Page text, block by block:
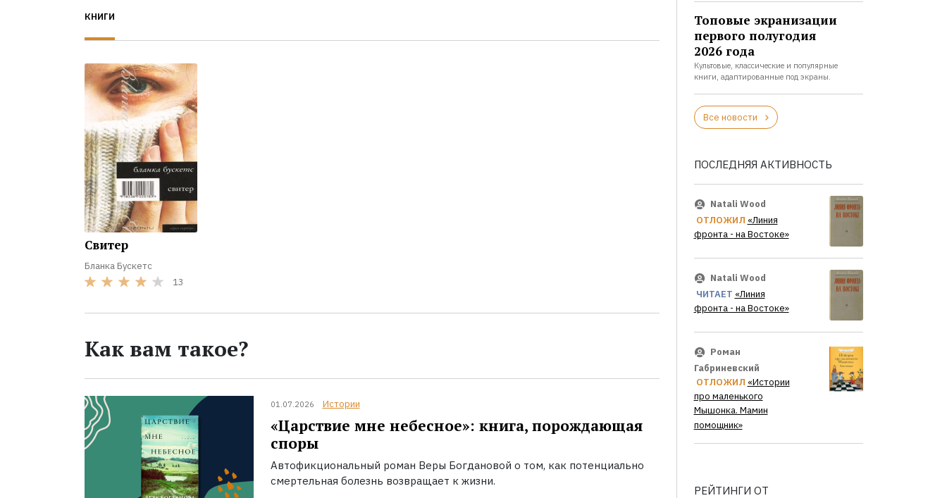
КНИГИ
Свитер
Бланка Бускетс
13
Как вам такое?
01.07.2026 Истории
«Царствие мне небесное»: книга, порождающая
споры
Автофикциональный роман Веры Богдановой о том, как потенциально
смертельная болезнь возвращает к жизни.
Топовые экранизации
первого полугодия
2026 года
Культовые, классические и популярные
книги, адаптированные под экраны.
Все новости
ПОСЛЕДНЯЯ АКТИВНОСТЬ
Natali Wood
ОТЛОЖИЛ «Линия
фронта - на Востоке»
Natali Wood
ЧИТАЕТ «Линия
фронта - на Востоке»
Роман
Габриневский
ОТЛОЖИЛ «Истории
про маленького
Мышонка. Мамин
помощник»
РЕЙТИНГИ ОТ